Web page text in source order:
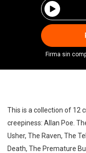
Firma sin
This is a collection of 12
creepiness: Allan Poe.
Usher, The Raven, The
Death, The Premature